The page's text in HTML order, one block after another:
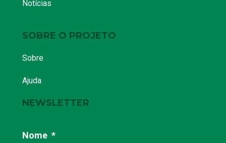
Notícias
SOBRE O PROJETO
Sobre
Ajuda
NEWSLETTER
Nome *